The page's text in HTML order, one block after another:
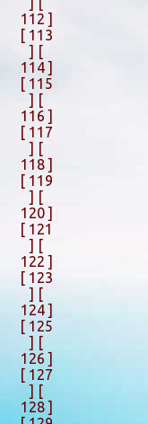
112 ]
[ 113
] [
114 ]
[ 115
] [
116 ]
[ 117
] [
118 ]
[ 119
] [
120 ]
[ 121
] [
122 ]
[ 123
] [
124 ]
[ 125
] [
126 ]
[ 127
] [
128 ]